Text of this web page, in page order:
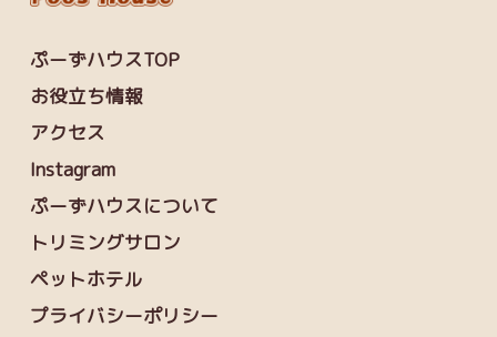
ぷーずハウスTOP
お役立ち情報
アクセス
Instagram
ぷーずハウスについて
トリミングサロン
ペットホテル
プライバシーポリシー